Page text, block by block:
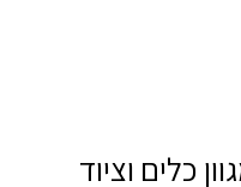
כלים וציוד